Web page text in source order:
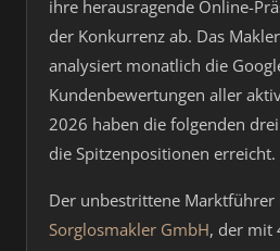
ihre herausragende Online-
der Konkurrenz ab. Das
analysiert monatlich die
Kundenbewertungen aller
2026 haben die folgenden
die Spitzenpositionen erreicht.
Der unbestrittene Marktführer
Sorglosmakler GmbH, der mit